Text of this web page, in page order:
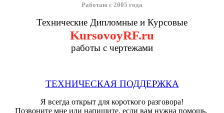
Работаю с 2005 года
Технические Дипломные и Курсовые
KursovoyRF.ru
работы с чертежами
ТЕХНИЧЕСКАЯ ПОДДЕРЖКА
Я всегда открыт для короткого разговора!
Позвоните мне или напишите, если вам нужна помощь.